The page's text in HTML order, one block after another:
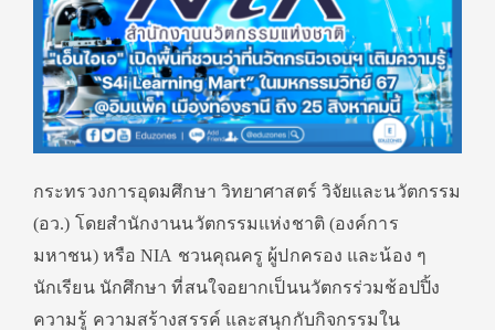
กระทรวงการอุดมศึกษา วิทยาศาสตร์ วิจัยและนวัตกรรม
(อว.) โดยสำนักงานนวัตกรรมแห่งชาติ (องค์การ
มหาชน) หรือNIA ชวนคุณครู ผู้ปกครอง และน้อง ๆ
นักเรียน นักศึกษา ที่สนใจอยากเป็นนวัตกรร่วมช้อปปิ้ง
ความรู้ ความสร้างสรรค์ และสนุกกับกิจกรรมใน